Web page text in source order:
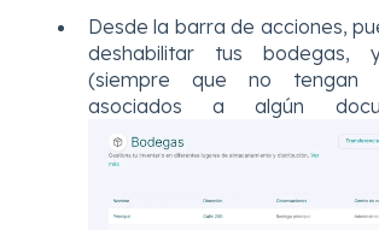
Desde la barra de acciones,
deshabilitar tus bodegas,
(siempre que no tengan
asociados a algún